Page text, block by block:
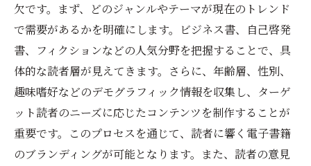
効果的なタイトルとサブタイトルの選び方
著者プロフィールの重要性
電子書籍のコンテンツ戦略を計画する
長期的なブランドビジョンを設定する
電子書籍カバーとタイトルで強い印象を与える
デザインのコツ
魅力的なカバーデザインの要素
欠です。まず、どのジャンルやテーマが現在のトレンド
で需要があるかを明確にします。ビジネス書、自己啓発
書、フィクションなどの人気分野を把握することで、具
体的な読者層が見えてきます。さらに、年齢層、性別、
趣味嗜好などのデモグラフィック情報を収集し、ターゲ
ット読者のニーズに応じたコンテンツを制作することが
重要です。このプロセスを通じて、読者に響く電子書籍
のブランディングが可能となります。また、読者の意見